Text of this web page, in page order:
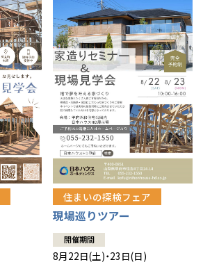
住まいの探検フェア
現場巡りツアー
開催期間
8月22日(土)・23日(日)